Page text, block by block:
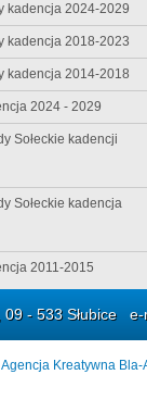
kadencja 2024-2029
kadencja 2018-2023
kadencja 2014-2018
2024 - 2029
Sołeckie kadencji
Sołeckie kadencja
2011-2015
09 - 533 Słubice
Agencja Kreatywna Bla-